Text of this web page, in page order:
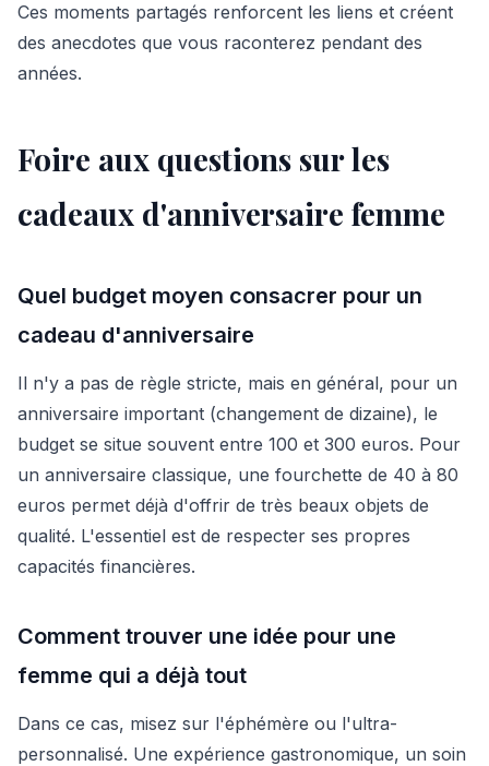
Ces moments partagés renforcent les liens et créent
des anecdotes que vous raconterez pendant des
années.
Foire aux questions sur les
cadeaux d'anniversaire femme
Quel budget moyen consacrer pour un
cadeau d'anniversaire
Il n'y a pas de règle stricte, mais en général, pour un
anniversaire important (changement de dizaine), le
budget se situe souvent entre 100 et 300 euros. Pour
un anniversaire classique, une fourchette de 40 à 80
euros permet déjà d'offrir de très beaux objets de
qualité. L'essentiel est de respecter ses propres
capacités financières.
Comment trouver une idée pour une
femme qui a déjà tout
Dans ce cas, misez sur l'éphémère ou l'ultra-
personnalisé. Une expérience gastronomique, un soin